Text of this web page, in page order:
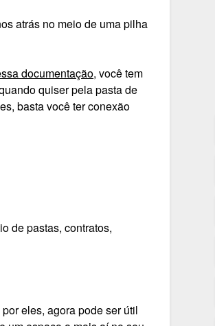
atrás no meio de uma pilha
documentação, você tem
quiser pela pasta de
basta você ter conexão
de pastas, contratos,
eles, agora pode ser útil